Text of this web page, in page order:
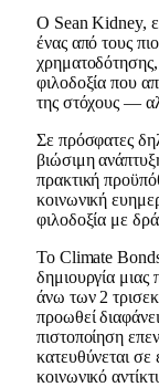
Ο Sean Kidney,
ένας από τους
φιλοδοξία που
της στόχους —
Σε πρόσφατες
βιώσιμη
πρακτική
κοινωνική
φιλοδοξία με
Το Climate
δημιουργία
άνω των 2
προωθεί
πιστοποίηση
κατευθύνεται σε
κοινωνικό